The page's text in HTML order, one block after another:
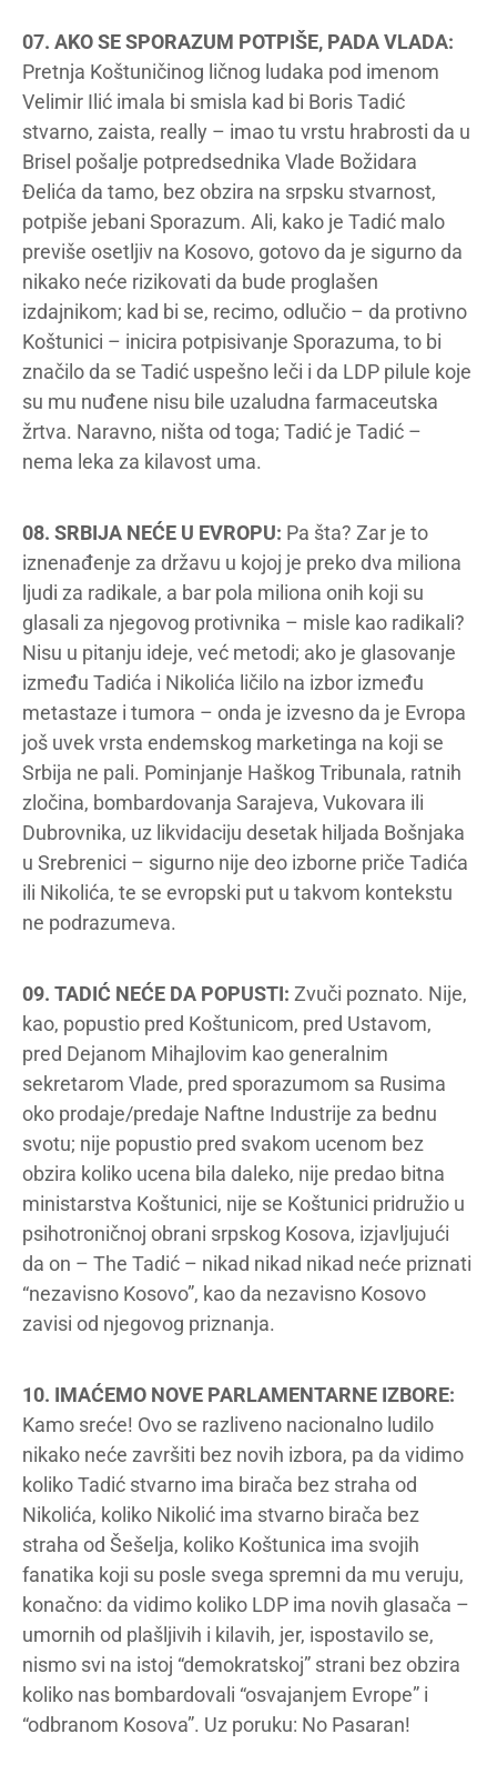
07. AKO SE SPORAZUM POTPIŠE, PADA VLADA:
Pretnja Koštuničinog ličnog ludaka pod imenom
Velimir Ilić imala bi smisla kad bi Boris Tadić
stvarno, zaista, really – imao tu vrstu hrabrosti da u
Brisel pošalje potpredsednika Vlade Božidara
Đelića da tamo, bez obzira na srpsku stvarnost,
potpiše jebani Sporazum. Ali, kako je Tadić malo
previše osetljiv na Kosovo, gotovo da je sigurno da
nikako neće rizikovati da bude proglašen
izdajnikom; kad bi se, recimo, odlučio – da protivno
Koštunici – inicira potpisivanje Sporazuma, to bi
značilo da se Tadić uspešno leči i da LDP pilule koje
su mu nuđene nisu bile uzaludna farmaceutska
žrtva. Naravno, ništa od toga; Tadić je Tadić –
nema leka za kilavost uma.
08. SRBIJA NEĆE U EVROPU: Pa šta? Zar je to
iznenađenje za državu u kojoj je preko dva miliona
ljudi za radikale, a bar pola miliona onih koji su
glasali za njegovog protivnika – misle kao radikali?
Nisu u pitanju ideje, već metodi; ako je glasovanje
između Tadića i Nikolića ličilo na izbor između
metastaze i tumora – onda je izvesno da je Evropa
još uvek vrsta endemskog marketinga na koji se
Srbija ne pali. Pominjanje Haškog Tribunala, ratnih
zločina, bombardovanja Sarajeva, Vukovara ili
Dubrovnika, uz likvidaciju desetak hiljada Bošnjaka
u Srebrenici – sigurno nije deo izborne priče Tadića
ili Nikolića, te se evropski put u takvom kontekstu
ne podrazumeva.
09. TADIĆ NEĆE DA POPUSTI: Zvuči poznato. Nije,
kao, popustio pred Koštunicom, pred Ustavom,
pred Dejanom Mihajlovim kao generalnim
sekretarom Vlade, pred sporazumom sa Rusima
oko prodaje/predaje Naftne Industrije za bednu
svotu; nije popustio pred svakom ucenom bez
obzira koliko ucena bila daleko, nije predao bitna
ministarstva Koštunici, nije se Koštunici pridružio u
psihotroničnoj obrani srpskog Kosova, izjavljujući
da on – The Tadić – nikad nikad nikad neće priznati
“nezavisno Kosovo”, kao da nezavisno Kosovo
zavisi od njegovog priznanja.
10. IMAĆEMO NOVE PARLAMENTARNE IZBORE:
Kamo sreće! Ovo se razliveno nacionalno ludilo
nikako neće završiti bez novih izbora, pa da vidimo
koliko Tadić stvarno ima birača bez straha od
Nikolića, koliko Nikolić ima stvarno birača bez
straha od Šešelja, koliko Koštunica ima svojih
fanatika koji su posle svega spremni da mu veruju,
konačno: da vidimo koliko LDP ima novih glasača –
umornih od plašljivih i kilavih, jer, ispostavilo se,
nismo svi na istoj “demokratskoj” strani bez obzira
koliko nas bombardovali “osvajanjem Evrope” i
“odbranom Kosova”. Uz poruku: No Pasaran!